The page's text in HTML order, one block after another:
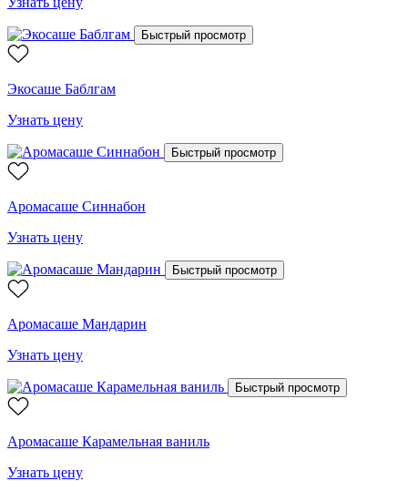
Быстрый просмотр
Экосаше Баблгам
Узнать цену
Быстрый просмотр
Аромасаше Синнабон
Узнать цену
Быстрый просмотр
Аромасаше Мандарин
Узнать цену
Быстрый просмотр
Аромасаше Карамельная ваниль
Узнать цену